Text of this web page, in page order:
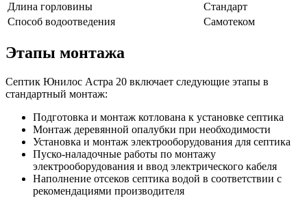
Длина горловины
Стандарт
Способ водоотведения
Самотеком
Этапы монтажа
Септик Юнилос Астра 20 включает следующие этапы в
стандартный монтаж:
Подготовка и монтаж котлована к установке септика
Монтаж деревянной опалубки при необходимости
Установка и монтаж электрооборудования для септика
Пуско-наладочные работы по монтажу
электрооборудования и ввод электрического кабеля
Наполнение отсеков септика водой в соответствии с
рекомендациями производителя